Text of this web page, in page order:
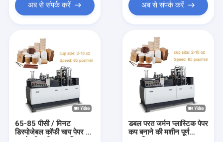
अब से संपर्क करें अब से संपर्क करें
65-85 पीसी / मिनट
डिस्पोजेबल कॉफी चाय पेपर कप
डबल परत जर्मन प्लास्टिक पेपर
कप बनाने की मशीन पूर्ण